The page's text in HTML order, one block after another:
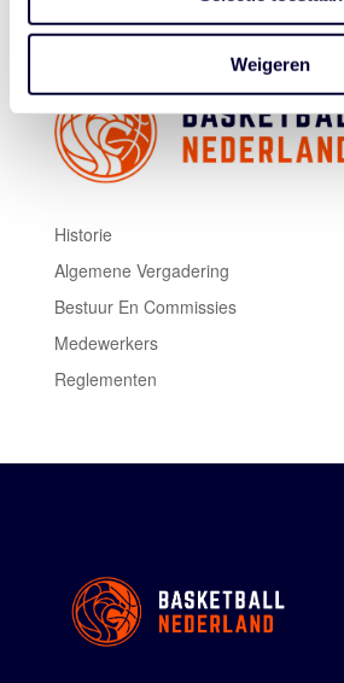
Weigeren
Historie
Algemene Vergadering
Bestuur En Commissies
Medewerkers
Reglementen